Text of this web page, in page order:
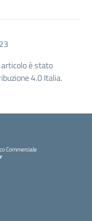
è stato
4.0 Italia.
Commerciale